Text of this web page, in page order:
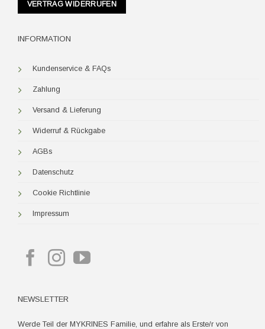
VERTRAG WIDERRUFEN
INFORMATION
Kundenservice & FAQs
Zahlung
Versand & Lieferung
Widerruf & Rückgabe
AGBs
Datenschutz
Cookie Richtlinie
Impressum
NEWSLETTER
Werde Teil der MYKRINES Familie, und erfahre als Erste/r von